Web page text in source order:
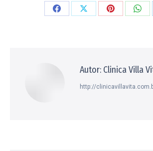
CompartilharCompartilhar
Autor: Clinica Villa
http://